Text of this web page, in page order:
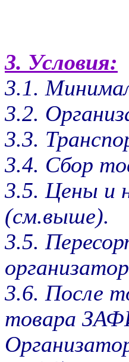
3. Условия:
3.1.
3.2.
3.3.
3.4. Сбор
3.5. Цены и
(см.выше).
3.5.
3.6. После
товара